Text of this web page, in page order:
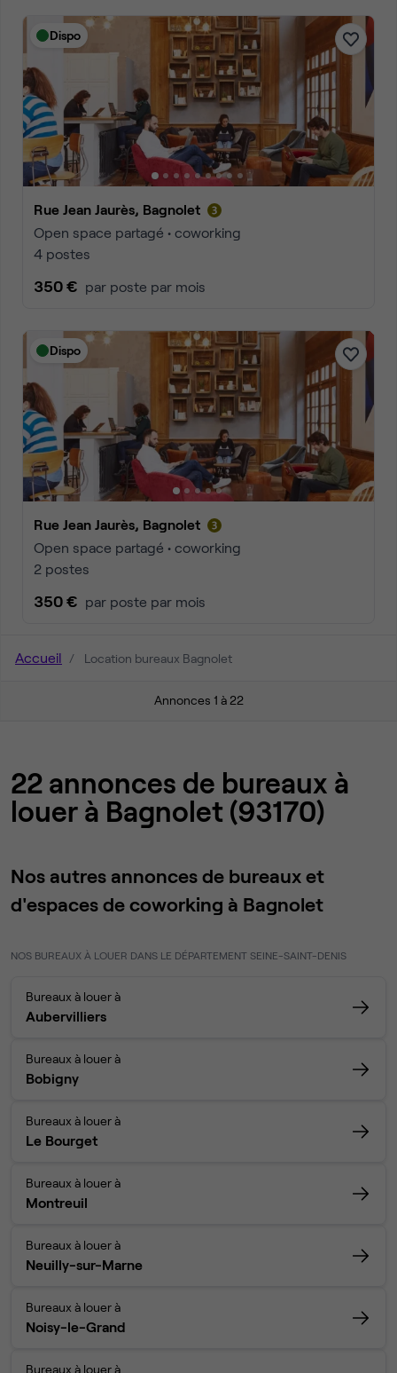
Dispo
Rue Jean Jaurès, Bagnolet
Open space partagé • coworking
4 postes
350 € par poste par mois
Dispo
Rue Jean Jaurès, Bagnolet
Open space partagé • coworking
2 postes
350 € par poste par mois
Accueil Location bureaux Bagnolet
Annonces 1 à 22
22 annonces de bureaux à
louer à Bagnolet (93170)
Nos autres annonces de bureaux et
d'espaces de coworking à Bagnolet
NOS BUREAUX À LOUER DANS LE DÉPARTEMENT SEINE-SAINT-DENIS
Bureaux à louer à
Aubervilliers
Bureaux à louer à
Bobigny
Bureaux à louer à
Le Bourget
Bureaux à louer à
Montreuil
Bureaux à louer à
Neuilly-sur-Marne
Bureaux à louer à
Noisy-le-Grand
Bureaux à louer à